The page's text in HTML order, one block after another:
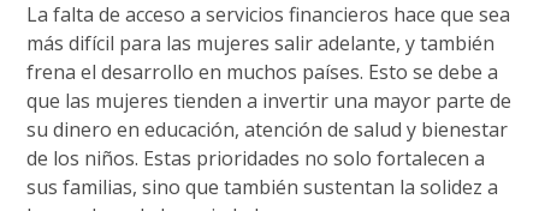
La falta de acceso a servicios financieros hace que sea
más difícil para las mujeres salir adelante, y también
frena el desarrollo en muchos países. Esto se debe a
que las mujeres tienden a invertir una mayor parte de
su dinero en educación, atención de salud y bienestar
de los niños. Estas prioridades no solo fortalecen a
sus familias, sino que también sustentan la solidez a